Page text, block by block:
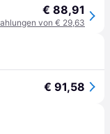
€ 88,91
von € 29,63
€ 91,58